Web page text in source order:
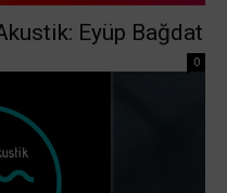
Eyüp Bağdat
0